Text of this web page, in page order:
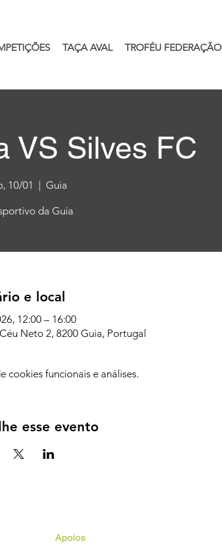
TAÇA AVAL TROFÉU FEDERAÇÃO
VS Silves FC
10/01 Guia
e local
12:00 – 16:00
Neto 2, 8200 Guia, Portugal
funcionais e análises.
esse evento
Apoios